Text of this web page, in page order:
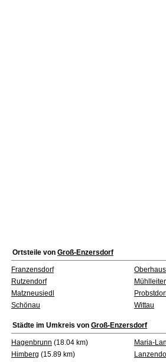
Ortsteile von Groß-Enzersdorf
Franzensdorf
Rutzendorf
Matzneusiedl
Schönau
Wittau
Städte im Umkreis von Groß-Enzersdorf
Hagenbrunn (18.04 km) Maria-
Himberg (15.89 km)